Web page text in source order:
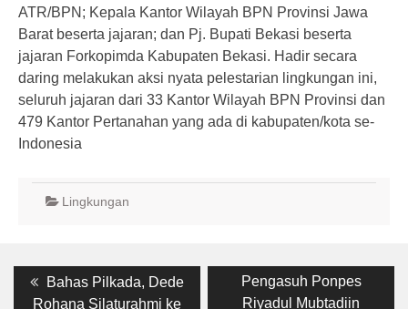
ATR/BPN; Kepala Kantor Wilayah BPN Provinsi Jawa
Barat beserta jajaran; dan Pj. Bupati Bekasi beserta
jajaran Forkopimda Kabupaten Bekasi. Hadir secara
daring melakukan aksi nyata pelestarian lingkungan ini,
seluruh jajaran dari 33 Kantor Wilayah BPN Provinsi dan
479 Kantor Pertanahan yang ada di kabupaten/kota se-
Indonesia
Lingkungan
PostPrevious
post:
Bahas Pilkada, Dede
Rohana Silaturahmi ke
Next
post:
Pengasuh Ponpes
Riyadul Mubtadiin